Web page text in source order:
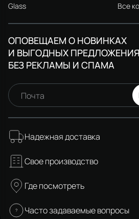
Glass
Все
ОПОВЕЩАЕМ О НОВИНКАХ
И ВЫГОДНЫХ
БЕЗ РЕКЛАМЫ И СПАМА
Почта
Надежная доставка
Свое производство
Где посмотреть
Часто задаваемые вопросы